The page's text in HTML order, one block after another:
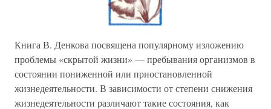
Книга В. Денкова посвящена популярному изложению
проблемы «скрытой жизни» — пребывания организмов в
состоянии пониженной или приостановленной
жизнедеятельности. В зависимости от степени снижения
жизнедеятельности различают такие состояния, как